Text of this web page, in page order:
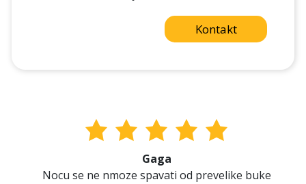
Kontakt
Gaga
Nocu se ne nmoze spavati od prevelike buke